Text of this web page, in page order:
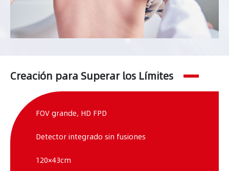
Creación para Superar los Límites
FOV grande, HD FPD
Detector integrado sin fusiones
120×43cm